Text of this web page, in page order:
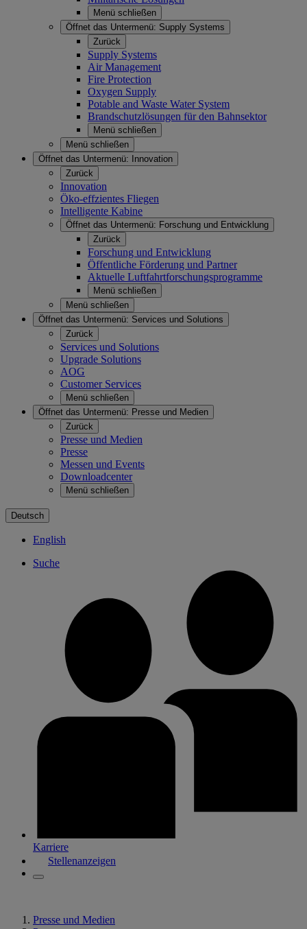
Menü schließen
Öffnet das Untermenü: Supply Systems
Zurück
Supply Systems
Air Management
Fire Protection
Oxygen Supply
Potable and Waste Water System
Brandschutzlösungen für den Bahnsektor
Menü schließen
Menü schließen
Öffnet das Untermenü:
Innovation
Zurück
Innovation
Öko-effzientes Fliegen
Intelligente Kabine
Öffnet das Untermenü: Forschung und Entwicklung
Zurück
Forschung und Entwicklung
Öffentliche Förderung und Partner
Aktuelle Luftfahrtforschungsprogramme
Menü schließen
Menü schließen
Öffnet das Untermenü: Services und Solutions
Zurück
Services und Solutions
Upgrade Solutions
AOG
Customer Services
Menü schließen
Öffnet das Untermenü: Presse und Medien
Zurück
Presse und Medien
Presse
Messen und Events
Downloadcenter
Menü schließen
Deutsch
English
Suche
Karriere
Stellenanzeigen
Presse und Medien